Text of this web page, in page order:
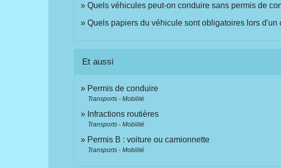
Quels véhicules peut-on conduire sans permis de
Quels papiers du véhicule sont obligatoires lors d'un
Et aussi
Permis de conduire
Transports - Mobilité
Infractions routières
Transports - Mobilité
Permis B : voiture ou camionnette
Transports - Mobilité